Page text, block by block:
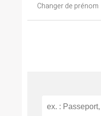
Changer de prénom